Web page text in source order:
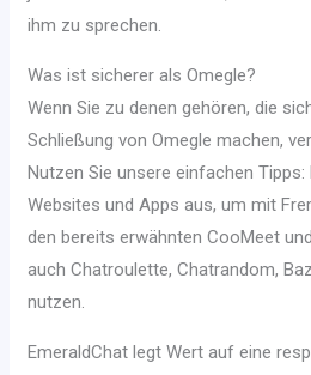
ihm zu sprechen.
Was ist sicherer als Omegle?
Wenn Sie zu denen gehören, die
Schließung von Omegle machen,
Nutzen Sie unsere einfachen Tipps:
Websites und Apps aus, um mit
den bereits erwähnten CooMeet
auch Chatroulette, Chatrandom,
nutzen.
EmeraldChat legt Wert auf eine